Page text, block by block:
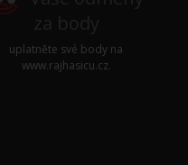
uplatněte své body na
www.rajhasicu.cz.